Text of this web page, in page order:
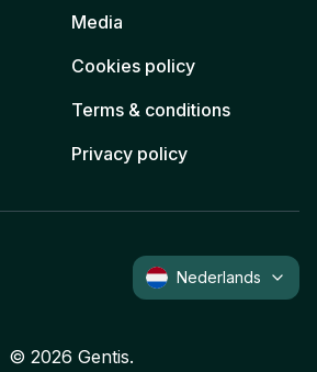
Media
Cookies policy
Terms & conditions
Privacy policy
© 2026 Gentis.
Nederlands